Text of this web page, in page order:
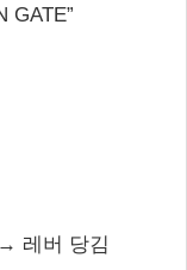
GATE”
레버 당김